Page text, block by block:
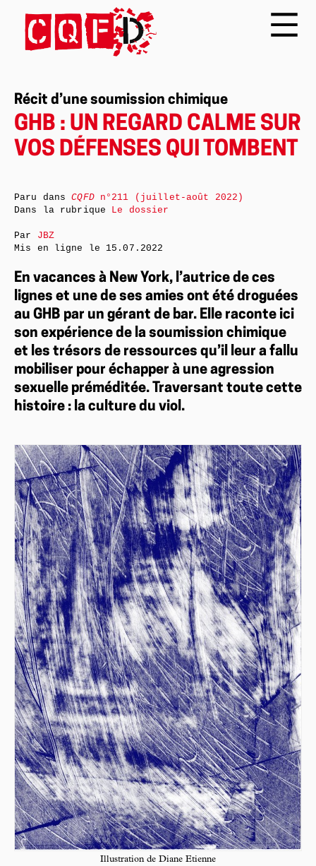
Récit d’une soumission chimique
GHB : UN REGARD CALME SUR
VOS DÉFENSES QUI TOMBENT
En vacances à New York, l’autrice de ces
lignes et une de ses amies ont été droguées
au GHB par un gérant de bar. Elle raconte ici
son expérience de la soumission chimique
et les trésors de ressources qu’il leur a fallu
mobiliser pour échapper à une agression
sexuelle préméditée. Traversant toute cette
histoire : la culture du viol.
Illustration de Diane Etienne
Paru dansCQFDn°211 (juillet-août 2022)
Dans la rubrique Le dossier
Par JBZ
Mis en ligne le 15.07.2022